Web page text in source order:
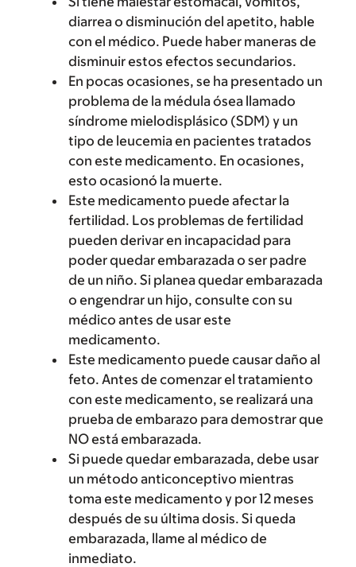
diarrea o disminución del apetito, hable
con el médico. Puede haber maneras de
disminuir estos efectos secundarios.
En pocas ocasiones, se ha presentado un
problema de la médula ósea llamado
síndrome mielodisplásico (SDM) y un
tipo de leucemia en pacientes tratados
con este medicamento. En ocasiones,
esto ocasionó la muerte.
Este medicamento puede afectar la
fertilidad. Los problemas de fertilidad
pueden derivar en incapacidad para
poder quedar embarazada o ser padre
de un niño. Si planea quedar embarazada
o engendrar un hijo, consulte con su
médico antes de usar este
medicamento.
Este medicamento puede causar daño al
feto. Antes de comenzar el tratamiento
con este medicamento, se realizará una
prueba de embarazo para demostrar que
NO está embarazada.
Si puede quedar embarazada, debe usar
un método anticonceptivo mientras
toma este medicamento y por 12 meses
después de su última dosis. Si queda
embarazada, llame al médico de
inmediato.